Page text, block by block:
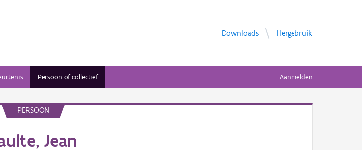
Downloads Hergebruik
Persoon of collectief Aanmelden
PERSOON
Jean